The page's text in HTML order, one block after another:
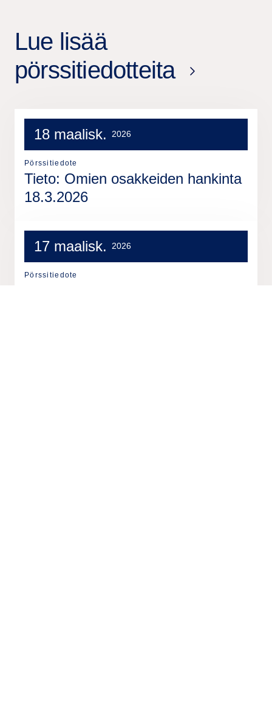
Lue lisää
pörssitiedotteita
18 maalisk. 2026
Pörssitiedote
Tieto: Omien osakkeiden hankinta
18.3.2026
17 maalisk. 2026
Pörssitiedote